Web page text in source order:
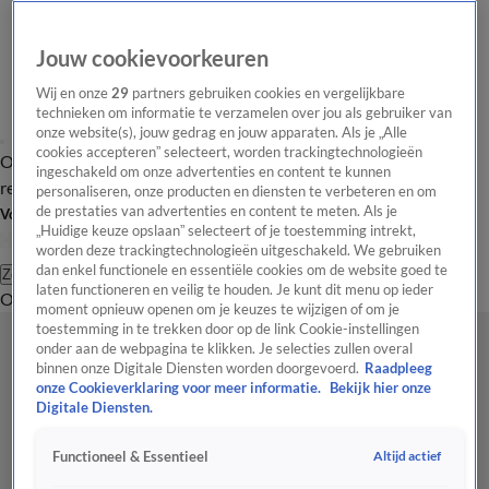
Overzicht Laatste nieuws Regionieuws Het beste van Hart
Tip de
redactie
Volg Hart van Nederland
Zoeken
OverzichtRegioUitzendingenWeerTip de redactiePanelVideo's
Jouw cookievoorkeuren
Wij en onze29 partners gebruiken cookies en vergelijkbare
technieken om informatie te verzamelen over jou als gebruiker van
onze website(s), jouw gedrag en jouw apparaten. Als je „Alle
cookies accepteren” selecteert, worden trackingtechnologieën
ingeschakeld om onze advertenties en content te kunnen
personaliseren, onze producten en diensten te verbeteren en om
de prestaties van advertenties en content te meten. Als je
„Huidige keuze opslaan” selecteert of je toestemming intrekt,
worden deze trackingtechnologieën uitgeschakeld. We gebruiken
dan enkel functionele en essentiële cookies om de website goed te
laten functioneren en veilig te houden. Je kunt dit menu op ieder
moment opnieuw openen om je keuzes te wijzigen of om je
toestemming in te trekken door op de link Cookie-instellingen
onder aan de webpagina te klikken. Je selecties zullen overal
binnen onze Digitale Diensten worden doorgevoerd. Raadpleeg
onze Cookieverklaring voor meer informatie.
Bekijk hier onze
Digitale Diensten.
Functioneel & Essentieel Altijd actief